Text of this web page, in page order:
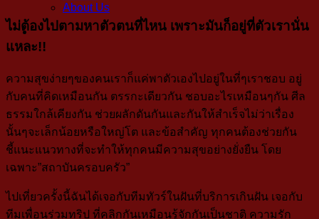
About Us
ไม่ต้องไปตามหาตัวตนที่ไหน เพราะมันก็อยู่ที่ตัวเรานั่น
แหละ!!
ความสุขง่ายๆของคนเราก็แค่พาตัวเองไปอยู่ในที่ๆเราชอบ อยู่
กับคนที่คิดเหมือนกัน ตรรกะเดียวกัน ชอบอะไรเหมือนๆกัน ศีล
ธรรมใกล้เคียงกัน ช่วยผลักดันกันและกันให้สำเร็จไม่ว่าเรื่อง
นั้นๆจะเล็กน้อยหรือใหญ่โต และข้อสำคัญ ทุกคนต้องช่วยกัน
ชี้แนะแนวทางที่จะทำให้ทุกคนมีความสุขอย่างยั่งยืน โดย
เฉพาะ”สถาบันครอบครัว”
ไปเที่ยวครั้งนี้ฉันได้เจอกับทีมทัวร์ในฝันที่บริการเกินฝัน เจอกับ
ทีมเพื่อนร่วมทริป ที่คลิกกันเหมือนรู้จักกันเป็นชาติ ความรัก